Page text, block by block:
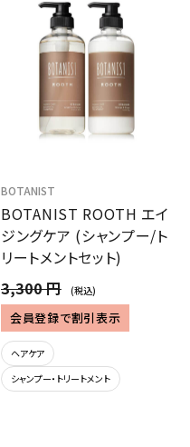
BOTANIST
BOTANIST ROOTH エイ
ジングケア (シャンプー/ト
リートメントセット)
3,300 円
(税込)
会員登録で割引表示
ヘアケア
シャンプー・トリートメント